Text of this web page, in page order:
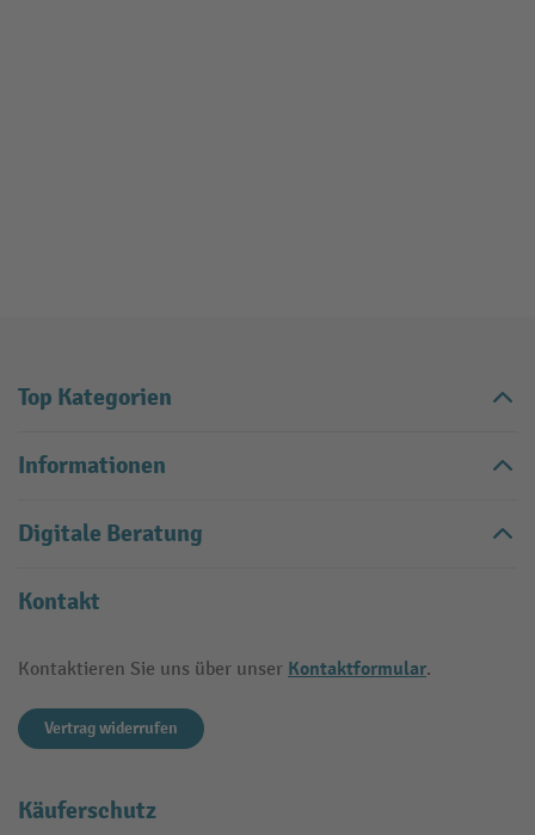
Top Kategorien
Informationen
Digitale Beratung
Kontakt
Kontaktieren Sie uns über unser Kontaktformular.
Vertrag widerrufen
Käuferschutz